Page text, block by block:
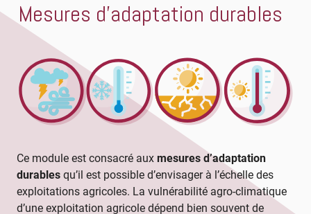
Mesures d'adaptation durables
Ce module est consacré aux mesures d’adaptation
durables qu’il est possible d’envisager à l’échelle des
exploitations agricoles. La vulnérabilité agro-climatique
d’une exploitation agricole dépend bien souvent de